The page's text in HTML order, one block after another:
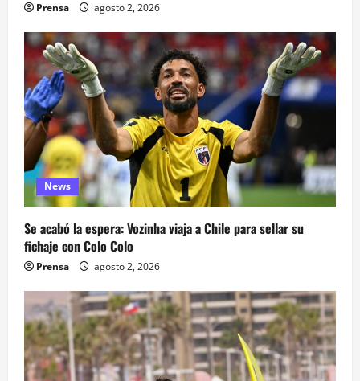
Prensa agosto 2, 2026
News
Se acabó la espera: Vozinha viaja a Chile para sellar su
fichaje con Colo Colo
Prensa agosto 2, 2026